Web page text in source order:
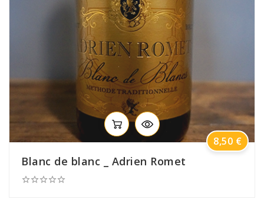
Blanc de blanc _ Adrien Romet

Prix
8,50 €